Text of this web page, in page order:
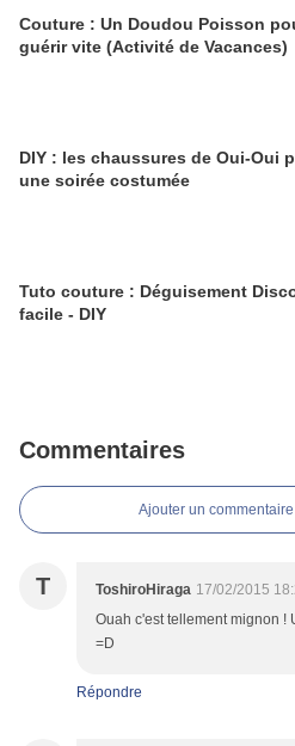
Couture : Un Doudou Poisson
guérir vite (Activité de Vacances)
DIY : les chaussures de Oui-Oui
une soirée costumée
Tuto couture : Déguisement
facile - DIY
Commentaires
Ajouter un commentaire
T ToshiroHiraga 17/02/2015
Ouah c'est tellement mignon !
=D
Répondre